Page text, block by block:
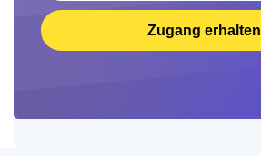
Zugang erhalten